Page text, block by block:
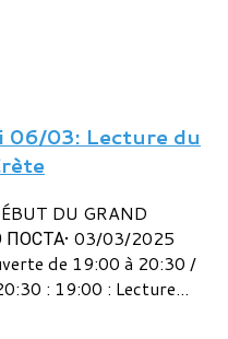
06/03: Lecture du
DU GRAND
03/03/2025
de 19:00 à 20:30 /
: 19:00 : Lecture...